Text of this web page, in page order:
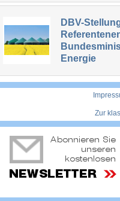
DBV-
Energie
Zur